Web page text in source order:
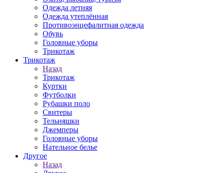
Одежда летняя
Одежда утеплённая
Противоэнцефалитная одежда
Обувь
Головные уборы
Трикотаж
Трикотаж
Назад
Трикотаж
Куртки
Футболки
Рубашки поло
Свитеры
Тельняшки
Джемперы
Головные уборы
Нательное белье
Другое
Назад